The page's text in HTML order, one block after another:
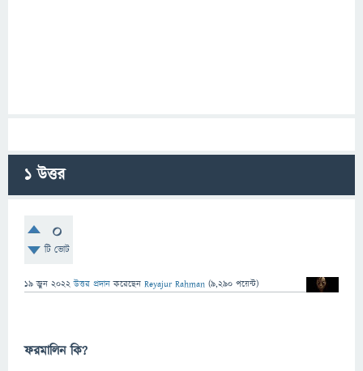
1উত্তর
0
টি ভোট
19 জুন 2022 উত্তর প্রদান করেছেন Reyajur Rahman (9,290 পয়েন্ট)
ফরমালিন কি?